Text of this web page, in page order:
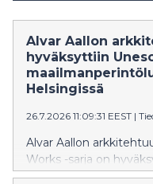
Alvar Aallon
hyväksyttiin
Helsingissä
26.7.2026 11:09:31 EEST |
Alvar Aallon
Works -sarja on